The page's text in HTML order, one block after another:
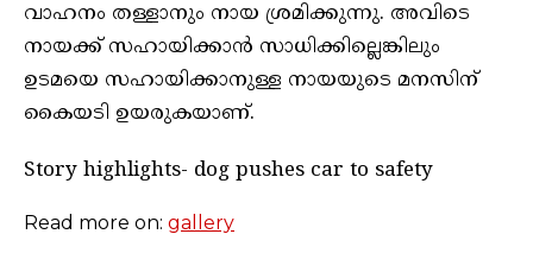
വാഹനം തള്ളാനും നായ ശ്രമിക്കുന്നു. അവിടെ
നായക്ക് സഹായിക്കാൻ സാധിക്കില്ലെങ്കിലും
ഉടമയെ സഹായിക്കാനുള്ള നായയുടെ മനസിന്‌
കൈയടി ഉയരുകയാണ്.
Story highlights- dog pushes car to safety
Read more on: gallery